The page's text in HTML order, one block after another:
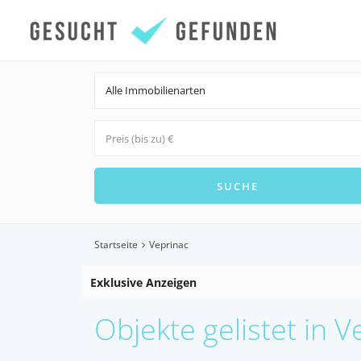
Alle Immobilienarten
Startseite Veprinac
Exklusive Anzeigen
Objekte gelistet in